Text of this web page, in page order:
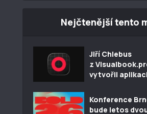
Nejčtenější tento
Jiří Chlebus
z
vytvořil
Konference
bude letos